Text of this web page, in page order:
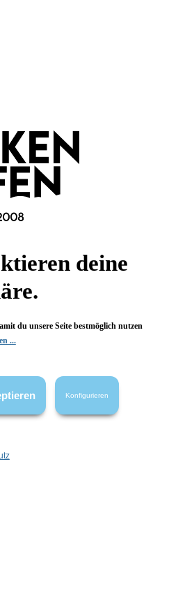
Mehrwertsteuer zzgl.Versandkosten
anders angegeben.
deine
du unsere Seite bestmöglich nutzen
...
Konfigurieren